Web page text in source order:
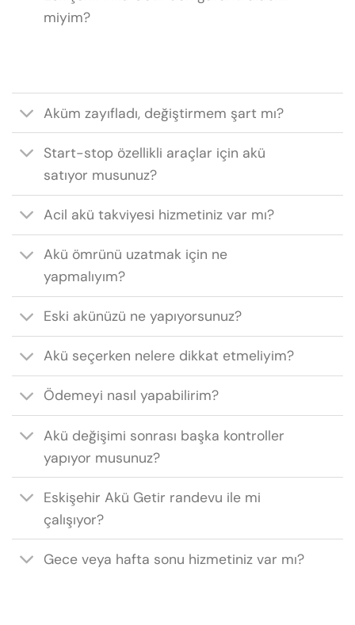
miyim?
Aküm zayıfladı, değiştirmem şart mı?
Start-stop özellikli araçlar için akü
satıyor musunuz?
Acil akü takviyesi hizmetiniz var mı?
Akü ömrünü uzatmak için ne
yapmalıyım?
Eski akünüzü ne yapıyorsunuz?
Akü seçerken nelere dikkat etmeliyim?
Ödemeyi nasıl yapabilirim?
Akü değişimi sonrası başka kontroller
yapıyor musunuz?
Eskişehir Akü Getir randevu ile mi
çalışıyor?
Gece veya hafta sonu hizmetiniz var mı?